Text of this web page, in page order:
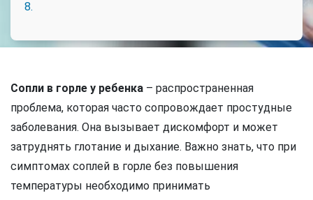
8.
Сопли в горле у ребенка – распространенная
проблема, которая часто сопровождает простудные
заболевания. Она вызывает дискомфорт и может
затруднять глотание и дыхание. Важно знать, что при
симптомах соплей в горле без повышения
температуры необходимо принимать